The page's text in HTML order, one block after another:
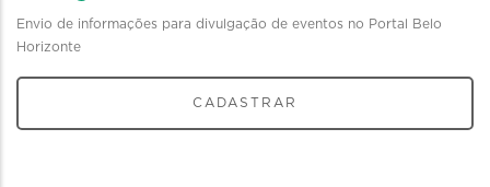
Envio de informações para divulgação de eventos no Portal Belo
Horizonte
CADASTRAR